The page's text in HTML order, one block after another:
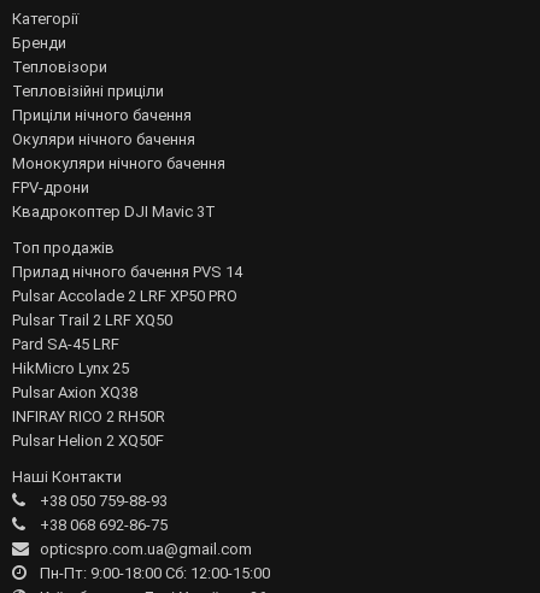
Категорії
Бренди
Тепловізори
Тепловізійні приціли
Приціли нічного бачення
Окуляри нічного бачення
Монокуляри нічного бачення
FPV-дрони
Квадрокоптер DJI Mavic 3T
Топ продажів
Прилад нічного бачення PVS 14
Pulsar Accolade 2 LRF XP50 PRO
Pulsar Trail 2 LRF XQ50
Pard SA-45 LRF
HikMicro Lynx 25
Pulsar Axion XQ38
INFIRAY RICO 2 RH50R
Pulsar Helion 2 XQ50F
Наші Контакти
+38 050 759-88-93
+38 068 692-86-75
opticspro.com.ua@gmail.com
Пн-Пт: 9:00-18:00 Сб: 12:00-15:00